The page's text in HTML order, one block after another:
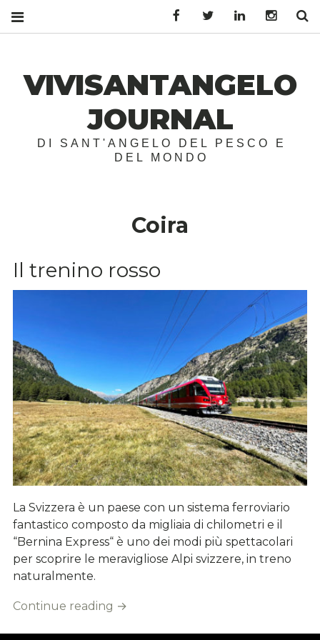
VIVISANTANGELO
JOURNAL
DI SANT'ANGELO DEL PESCO E
DEL MONDO
Coira
Il trenino rosso
La Svizzera è un paese con un sistema ferroviario
fantastico composto da migliaia di chilometri e il
“Bernina Express“ è uno dei modi più spettacolari
per scoprire le meravigliose Alpi svizzere, in treno
naturalmente.
Continue reading →
FacebookTwitter LinkedIn